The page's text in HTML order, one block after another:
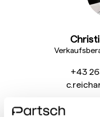
+43